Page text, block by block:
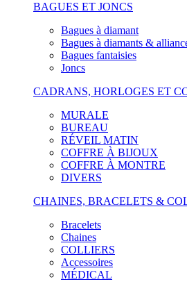
BAGUES ET JONCS
Bagues à diamant
Bagues à diamants &
Bagues fantaisies
Joncs
CADRANS, HORLOGES ET
MURALE
BUREAU
RÉVEIL MATIN
COFFRE À BIJOUX
COFFRE À MONTRE
DIVERS
CHAINES, BRACELETS &
Bracelets
Chaines
COLLIERS
Accessoires
MÉDICAL